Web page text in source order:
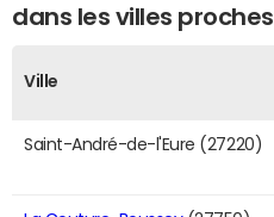
dans les villes proches
Ville
Saint-André-de-l'Eure (27220)